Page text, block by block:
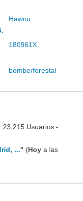
Hawnu
180961X
bomberforestal
23,215 Usuarios -
..." (Hoy a las